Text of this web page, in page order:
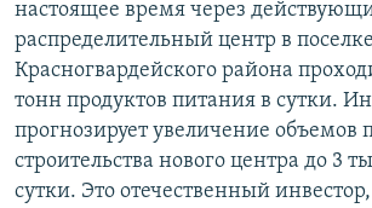
настоящее время через
распределительный центр в
Красногвардейского района
тонн продуктов питания в сутки.
прогнозирует увеличение объемов
строительства нового центра до 3
сутки. Это отечественный